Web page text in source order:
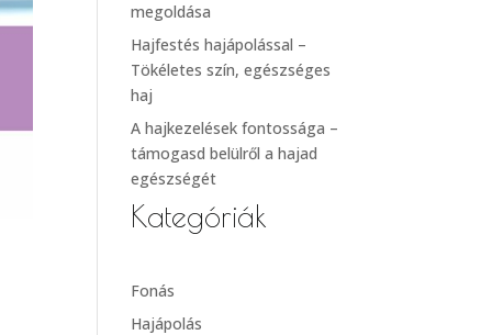
megoldása
Hajfestés hajápolással –
Tökéletes szín, egészséges
haj
A hajkezelések fontossága –
támogasd belülről a hajad
egészségét
Kategóriák
Fonás
Hajápolás